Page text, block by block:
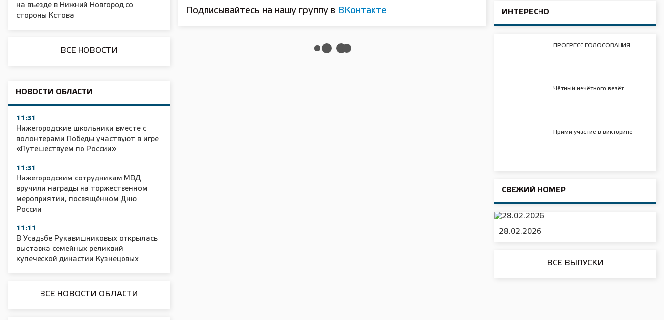
на въезде в Нижний Новгород со
стороны Кстова
ВСЕ НОВОСТИ
НОВОСТИ ОБЛАСТИ
11:31
Нижегородские школьники вместе с
волонтерами Победы участвуют в игре
«Путешествуем по России»
11:31
Нижегородским сотрудникам МВД
вручили награды на торжественном
мероприятии, посвящённом Дню
России
11:11
В Усадьбе Рукавишниковых открылась
выставка семейных реликвий
купеческой династии Кузнецовых
ВСЕ НОВОСТИ ОБЛАСТИ
Подписывайтесь на нашу группу в ВКонтакте
Более 2,4 млн саженцев ели и сосны высадили
ИНТЕРЕСНО
ПРОГРЕСС ГОЛОСОВАНИЯ
Чётный нечётного везёт
Прими участие в викторине
СВЕЖИЙ НОМЕР
28.02.2026
ВСЕ ВЫПУСКИ